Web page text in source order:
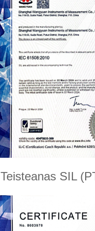
Teisteanas SIL